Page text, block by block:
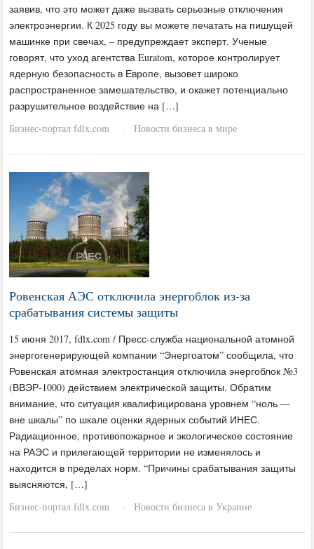
заявив, что это может даже вызвать серьезные отключения
электроэнергии. К 2025 году вы можете печатать на пишущей
машинке при свечах, – предупреждает эксперт. Ученые
говорят, что уход агентства Euratom, которое контролирует
ядерную безопасность в Европе, вызовет широко
распространенное замешательство, и окажет потенциально
разрушительное воздействие на […]
Бизнес-портал fdlx.com
· Новости бизнеса в мире
Ровенская АЭС отключила энергоблок из-за
срабатывания системы защиты
15 июня 2017, fdlx.com / Пресс-служба национальной атомной
энергогенерирующей компании “Энергоатом” сообщила, что
Ровенская атомная электростанция отключила энергоблок №3
(ВВЭР-1000) действием электрической защиты. Обратим
внимание, что ситуация квалифицирована уровнем “ноль —
вне шкалы” по шкале оценки ядерных событий ИНЕС.
Радиационное, противопожарное и экологическое состояние
на РАЭС и прилегающей территории не изменялось и
находится в пределах норм. “Причины срабатывания защиты
выясняются, […]
Бизнес-портал fdlx.com
· Новости бизнеса в Украине